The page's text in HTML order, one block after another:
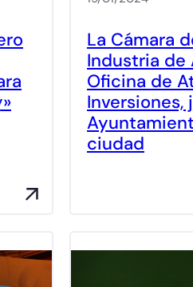
La Cámara
Industria de
Oficina de
Inversiones,
ciudad